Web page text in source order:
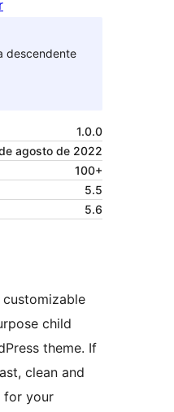
descendente
1.0.0
agosto de 2022
100+
5.5
5.6
child
theme. If
clean and
for your